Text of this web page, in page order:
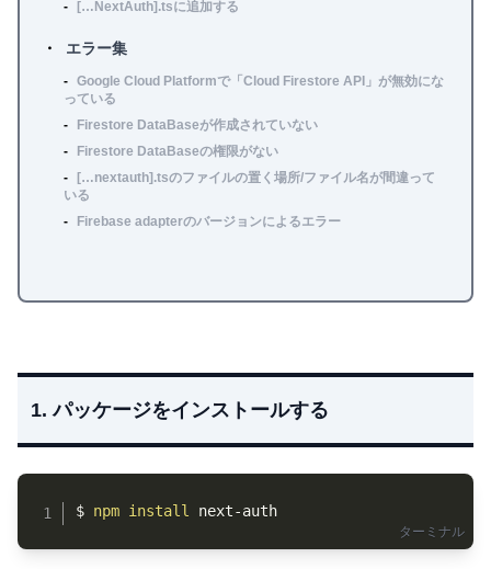
[…NextAuth].tsに追加する
エラー集
Google Cloud Platformで「Cloud Firestore API」が無効にな
っている
Firestore DataBaseが作成されていない
Firestore DataBaseの権限がない
[…nextauth].tsのファイルの置く場所/ファイル名が間違って
いる
Firebase adapterのバージョンによるエラー
1. パッケージをインストールする
$ npm install next-auth